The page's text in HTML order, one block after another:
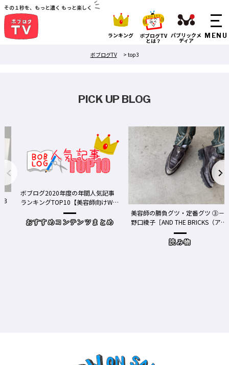
その１秒を、もっと濃く もっと楽しく
ランキング ボブログTV
とは？
パブリックメ
ディア
ボブログTV
> top3
PICK UP BLOG
ボブログ2020年度の年間人気記事
ランキングTOP10【美容師向けWe
おすすめコンテンツまとめ
美容師の勝負グツ・定番グツ ③－
野口綾子［AND THE BRICKS（アン
ドザブリックス）／神奈川県鎌倉
読み物